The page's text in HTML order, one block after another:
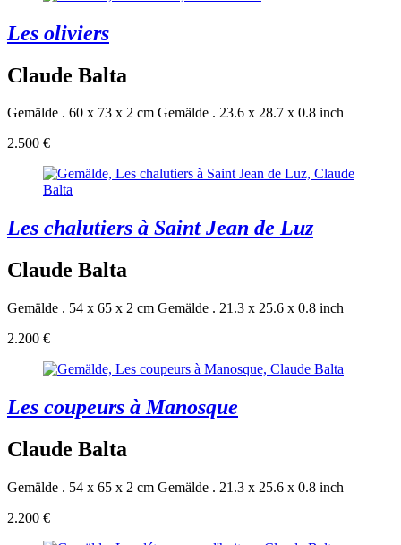
Les oliviers
Claude Balta
Gemälde . 60 x 73 x 2 cm Gemälde . 23.6 x 28.7 x 0.8 inch
2.500 €
Les chalutiers à Saint Jean de Luz
Claude Balta
Gemälde . 54 x 65 x 2 cm Gemälde . 21.3 x 25.6 x 0.8 inch
2.200 €
Les coupeurs à Manosque
Claude Balta
Gemälde . 54 x 65 x 2 cm Gemälde . 21.3 x 25.6 x 0.8 inch
2.200 €